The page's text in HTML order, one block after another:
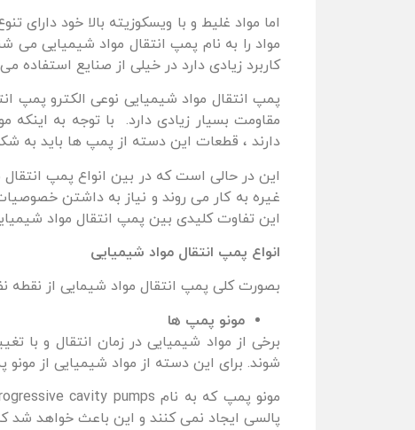
اما مواد غلیط و با ویسکوزیته بالا خود
مواد را به نام پمپ انتقال مواد شیمیایی می
کاربرد زیادی دارد در خیلی از صنایع استفاده
پمپ انتقال مواد شیمیایی نوعی الکترو پمپ
مقاومت بسیار زیادی دارد. با توجه به
دارند ، قطعات این دسته از پمپ ها باید به
این در حالی است که در بین انواع پمپ
غیره به کار می روند و نیاز به داشتن خصوصیات
این تفاوت کلیدی بین پمپ انتقال مواد
انواع پمپ انتقال مواد شیمیایی
بصورت کلی پمپ انتقال مواد شیمایی از
مونو پمپ ها
برخی از مواد شیمیایی در زمان انتقال و با
شوند. برای این دسته از مواد شیمیایی از
پالسی ایجاد نمی کنند و این باعث خواهد